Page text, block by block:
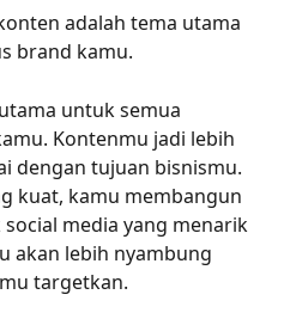
adalah tema utama
brand kamu.
untuk semua
Kontenmu jadi lebih
dengan tujuan bisnismu.
kuat, kamu membangun
media yang menarik
akan lebih nyambung
targetkan.